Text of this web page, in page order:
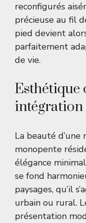
reconfigurés
précieuse au fil
pied devient
parfaitement
de vie.
Esthétique
intégration
La beauté
monopente
élégance
se fond
paysages, qu’il
urbain ou rural.
présentation